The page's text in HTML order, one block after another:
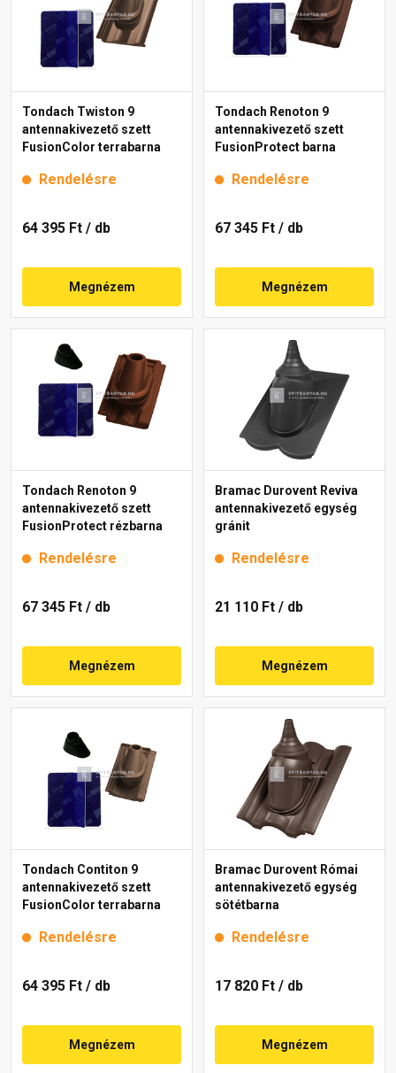
Tondach Twiston 9
antennakivezető szett
FusionColor terrabarna
Rendelésre
64 395 Ft / db
Megnézem
Tondach Renoton 9
antennakivezető szett
FusionProtect barna
Rendelésre
67 345 Ft / db
Megnézem
Tondach Renoton 9
antennakivezető szett
FusionProtect rézbarna
Rendelésre
67 345 Ft / db
Megnézem
Bramac Durovent Reviva
antennakivezető egység
gránit
Rendelésre
21 110 Ft / db
Megnézem
Tondach Contiton 9
antennakivezető szett
FusionColor terrabarna
Rendelésre
64 395 Ft / db
Megnézem
Bramac Durovent Római
antennakivezető egység
sötétbarna
Rendelésre
17 820 Ft / db
Megnézem